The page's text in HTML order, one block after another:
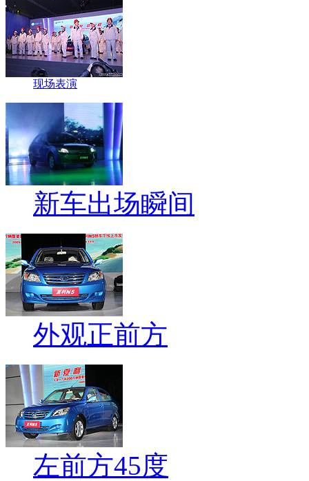
现场表演
新车出场瞬间
外观正前方
左前方45度